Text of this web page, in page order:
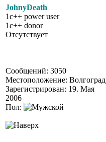
JohnyDeath
1c++ power user
1c++ donor
Отсутствует
Сообщений: 3050
Местоположение: Волгоград
Зарегистрирован: 19. Мая
2006
Пол: